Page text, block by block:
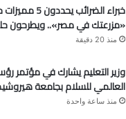
خبراء الضرائب
«مزرعتك في مصر».. ويطرحون
منذ 20 دقيقة
وزير التعليم يشارك في مؤتمر
العالمي للسلام بجامعة
منذ ساعة واحدة